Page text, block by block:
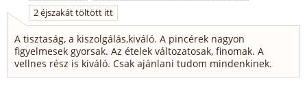
2 éjszakát töltött itt
A tisztaság, a kiszolgálás,kiváló. A pincérek nagyon
figyelmesek gyorsak. Az ételek változatosak, finomak. A
vellnes rész is kiváló. Csak ajánlani tudom mindenkinek.